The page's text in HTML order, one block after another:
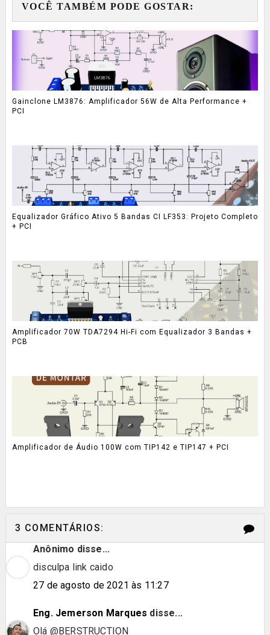
VOCÊ TAMBÉM PODE GOSTAR:
Gainclone LM3876: Amplificador 56W de Alta Performance +
PCI
Equalizador Gráfico Ativo 5 Bandas CI LF353: Projeto Completo
+ PCI
Amplificador 70W TDA7294 Hi-Fi com Equalizador 3 Bandas +
PCB
Amplificador de Áudio 100W com TIP142 e TIP147 + PCI
3 COMENTÁRIOS:
Anônimo disse...
disculpa link caido
27 de agosto de 2021 às 11:27
Eng. Jemerson Marques disse...
Olá @BERSTRUCTION